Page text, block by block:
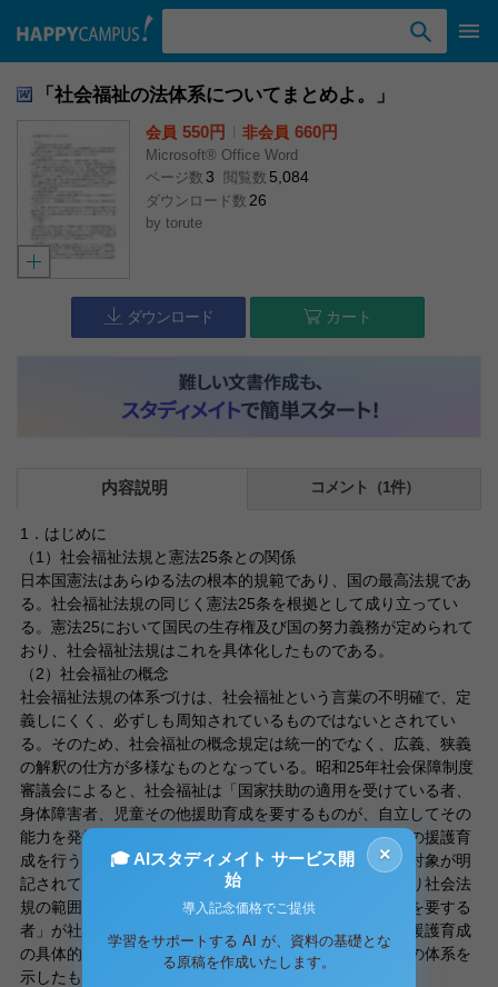
「社会福祉の法体系についてまとめよ。」
会員 550円 非会員 660円
Microsoft® Office Word
ページ数 3 閲覧数 5,084
ダウンロード数 26
by torute
ダウンロード カート
内容説明 コメント（1件）
1．はじめに
（1）社会福祉法規と憲法25条との関係
日本国憲法はあらゆる法の根本的規範であり、国の最高法規であ
る。社会福祉法規の同じく憲法25条を根拠として成り立ってい
る。憲法25において国民の生存権及び国の努力義務が定められて
おり、社会福祉法規はこれを具体化したものである。
（2）社会福祉の概念
社会福祉法規の体系づけは、社会福祉という言葉の不明確で、定
義しにくく、必ずしも周知されているものではないとされてい
る。そのため、社会福祉の概念規定は統一的でなく、広義、狭義
の解釈の仕方が多様なものとなっている。昭和25年社会保障制度
審議会によると、社会福祉は「国家扶助の適用を受けている者、
身体障害者、児童その他援助育成を要するものが、自立してその
能力を発揮できるよう必要な生活指導、更生補導その他の援護育
成を行うこと」と定義している。ここでは、社会福祉の対象が明
記されており、少なくともこの定義に依拠して考える限り社会法
規の範囲を見出すことは可能となる。それは「援護育成を要する
者」が社会福祉の対象であり、これらの対象者に対する援護育成
の具体的取り決めを個別的に定めたものが社会福祉法規の体系を
示したものである。
×
🎓 AIスタディメイト サービス開
始
導入記念価格でご提供
学習をサポートする AI が、資料の基礎とな
る原稿を作成いたします。